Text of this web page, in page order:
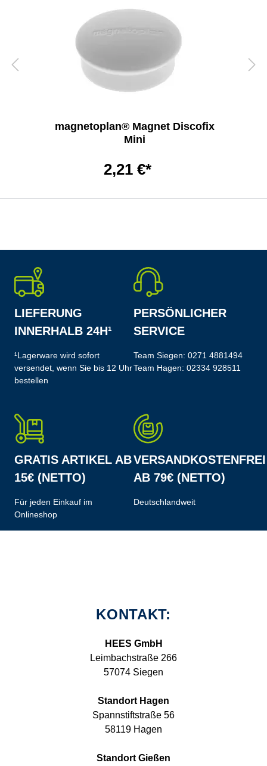
magnetoplan® Magnet Discofix
Mini
2,21 €*
LIEFERUNG
INNERHALB 24H¹
¹Lagerware wird sofort
versendet, wenn Sie bis 12 Uhr
bestellen
PERSÖNLICHER
SERVICE
Team Siegen: 0271 4881494
Team Hagen: 02334 928511
GRATIS ARTIKEL AB
15€ (NETTO)
Für jeden Einkauf im
Onlineshop
VERSANDKOSTENFREI
AB 79€ (NETTO)
Deutschlandweit
KONTAKT:
HEES GmbH
Leimbachstraße 266
57074 Siegen
Standort Hagen
Spannstiftstraße 56
58119 Hagen
Standort Gießen